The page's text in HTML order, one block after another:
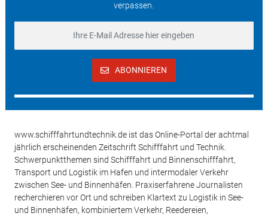
verpassen.
ABONNIEREN
www.schifffahrtundtechnik.de ist das Online-Portal der achtmal
jährlich erscheinenden Zeitschrift Schifffahrt und Technik.
Schwerpunktthemen sind Schifffahrt und Binnenschifffahrt,
Transport und Logistik im Hafen und intermodaler Verkehr
zwischen See- und Binnenhäfen. Praxiserfahrene Journalisten
recherchieren vor Ort und schreiben Klartext zu Logistik in See-
und Binnenhäfen, kombiniertem Verkehr, Reedereien,